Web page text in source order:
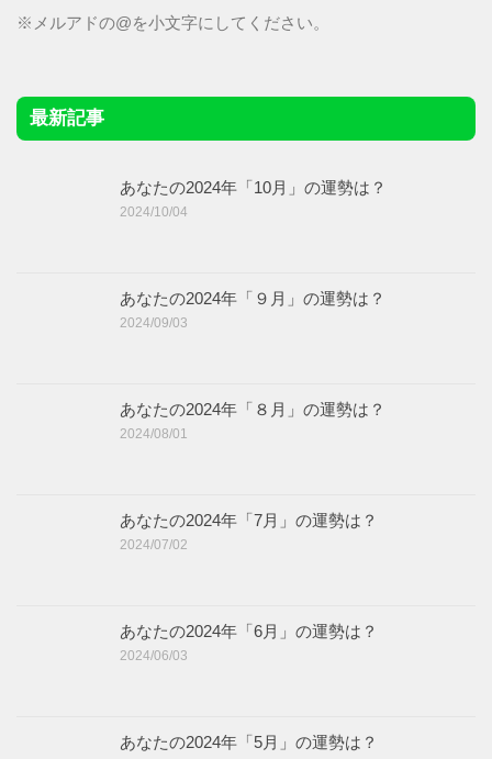
※メルアドの@を小文字にしてください。
最新記事
あなたの2024年「10月」の運勢は？
2024/10/04
あなたの2024年「９月」の運勢は？
2024/09/03
あなたの2024年「８月」の運勢は？
2024/08/01
あなたの2024年「7月」の運勢は？
2024/07/02
あなたの2024年「6月」の運勢は？
2024/06/03
あなたの2024年「5月」の運勢は？